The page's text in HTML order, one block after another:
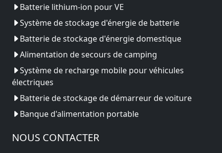
Batterie lithium-ion pour VE
Système de stockage d'énergie de batterie
Batterie de stockage d'énergie domestique
Alimentation de secours de camping
Système de recharge mobile pour véhicules
électriques
Batterie de stockage de démarreur de voiture
Banque d'alimentation portable
NOUS CONTACTER